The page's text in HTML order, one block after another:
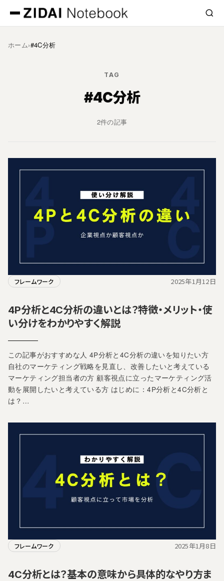
ホーム›#4C分析
TAG
#4C分析
2件の記事
フレームワーク 2025年1月12日
4P分析と4C分析の違いとは？特徴・メリット・使
い分けをわかりやすく解説
この記事がおすすめな人 4P分析と4C分析の違いを知りたい方
自社のマーケティング戦略を見直し、改善したいと考えている
マーケティング担当者の方 顧客視点に立ったマーケティング活
動を展開したいと考えている方 はじめに：4P分析と4C分析と
は？…
フレームワーク 2025年1月8日
4C分析とは？基本の意味から具体的なやり方ま